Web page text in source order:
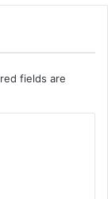
fields are